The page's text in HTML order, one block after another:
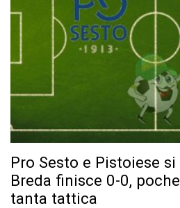
Pro Sesto e Pistoiese
Breda finisce 0-0,
tanta tattica